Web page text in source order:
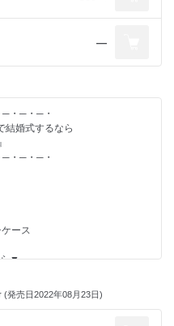
金大満足BOOK
て？
応援しています。
―
・─・─・
結婚式するなら
・─・─・
ース
ら▼
(発売日2022年08月23日)